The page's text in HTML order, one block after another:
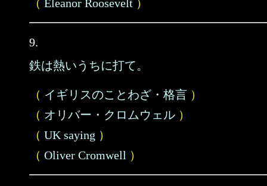
（ Eleanor Roosevelt ）
9.
鉄は熱いうちに打て。
（ イギリスのことわざ・格言 ）
（ オリバー・クロムウェル ）
（ UK saying ）
（ Oliver Cromwell ）